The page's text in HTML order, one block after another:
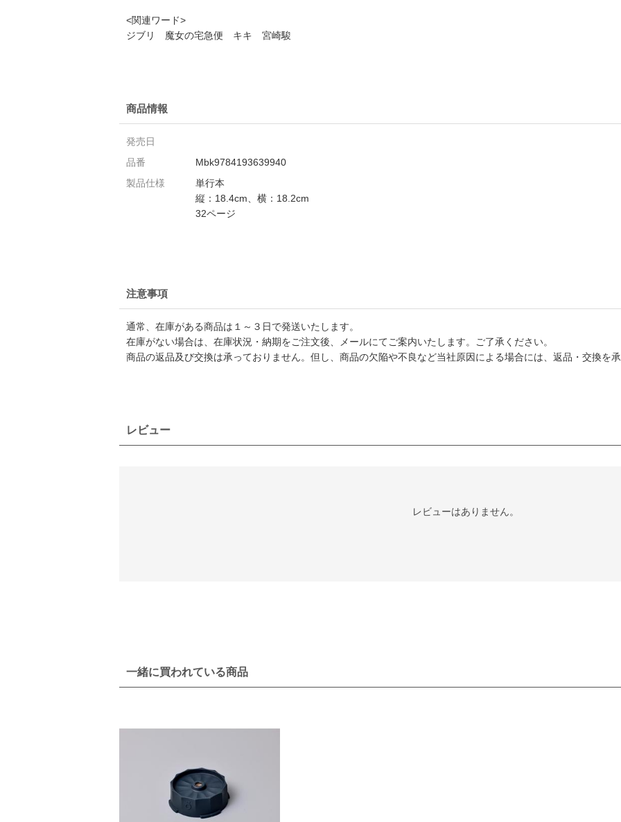
<関連ワード>
ジブリ 魔女の宅急便 キキ 宮崎駿
商品情報
発売日
品番
Mbk9784193639940
製品仕様
単行本
縦：18.4cm、横：18.2cm
32ページ
注意事項
通常、在庫がある商品は１～３日で発送いたします。
在庫がない場合は、在庫状況・納期をご注文後、メールにてご案内いたします。ご了承ください。
商品の返品及び交換は承っておりません。但し、商品の欠陥や不良など当社原因による場合には、返品・交換を
レビュー
レビューはありません。
一緒に買われている商品